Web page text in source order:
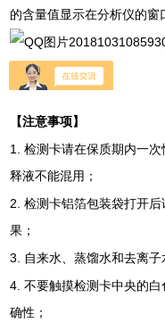
的含量值显示在分析仪的窗
【注意事项】
1.检测卡请在保质期内一次
释液不能混用；
2.检测卡铝箔包装袋打开
果；
3. 自来水、蒸馏水和去离子
4.不要触摸检测卡中央的
确性；